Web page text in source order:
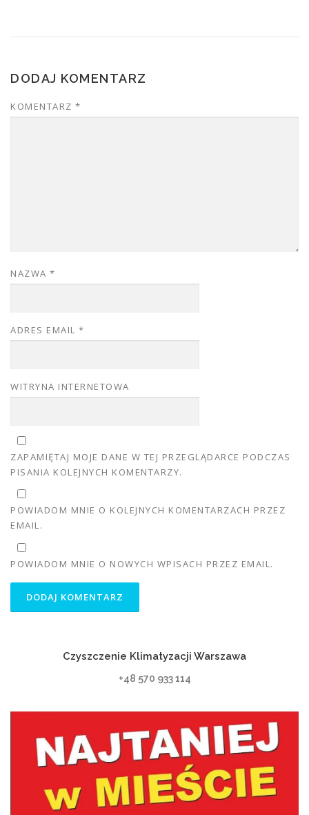
DODAJ KOMENTARZ
KOMENTARZ *
NAZWA *
ADRES EMAIL *
WITRYNA INTERNETOWA
ZAPAMIĘTAJ MOJE DANE W TEJ PRZEGLĄDARCE PODCZAS
PISANIA KOLEJNYCH KOMENTARZY.
POWIADOM MNIE O KOLEJNYCH KOMENTARZACH PRZEZ
EMAIL.
POWIADOM MNIE O NOWYCH WPISACH PRZEZ EMAIL.
Czyszczenie Klimatyzacji Warszawa
+48 570 933 114